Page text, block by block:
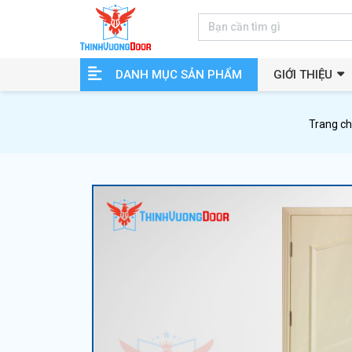
DANH MỤC SẢN PHẨM GIỚI THIỆU
Trang